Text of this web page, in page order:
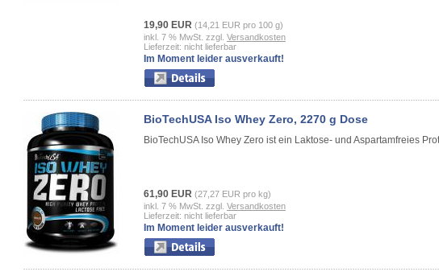
19,90 EUR (14,21 EUR pro 100 g)
inkl. 7 % MwSt. zzgl. Versandkosten
Lieferzeit: nicht lieferbar
Im Moment leider ausverkauft!
BioTechUSA Iso Whey Zero, 2270 g Dose
BioTechUSA Iso Whey Zero ist ein Laktose- und Aspartamfreies
61,90 EUR (27,27 EUR pro kg)
inkl. 7 % MwSt. zzgl. Versandkosten
Lieferzeit: nicht lieferbar
Im Moment leider ausverkauft!